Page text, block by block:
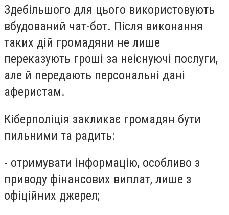
Здебільшого для цього використовують
вбудований чат-бот. Після виконання
таких дій громадяни не лише
переказують гроші за неіснуючі послуги,
але й передають персональні дані
аферистам.
Кіберполіція закликає громадян бути
пильними та радить:
- отримувати інформацію, особливо з
приводу фінансових виплат, лише з
офіційних джерел;